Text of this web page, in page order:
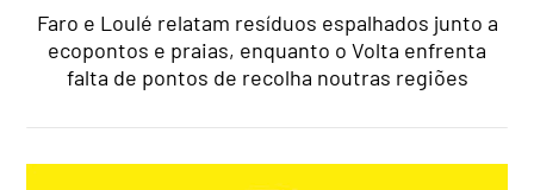
Faro e Loulé relatam resíduos espalhados junto a
ecopontos e praias, enquanto o Volta enfrenta
falta de pontos de recolha noutras regiões